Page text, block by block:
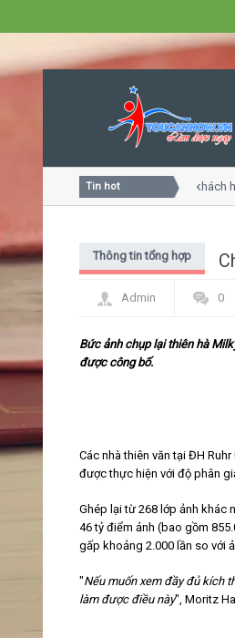
Tin hot
Khóa học Tư duy dịch vụ khách
Thông tin tổng hợp
Admin 0
Bức ảnh chụp lại thiên hà
được công bố.
Các nhà thiên văn tại ĐH
được thực hiện với độ phân
Ghép lại từ 268 lớp ảnh khác
46 tỷ điểm ảnh (bao gồm
gấp khoảng 2.000 lần so với
"Nếu muốn xem đầy đủ kích
làm được điều này", Moritz